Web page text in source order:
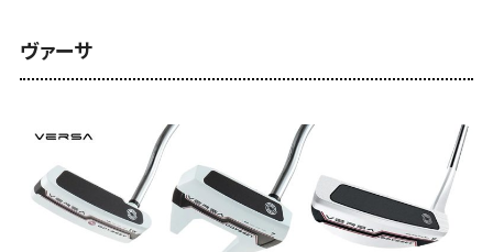
ヴァーサ